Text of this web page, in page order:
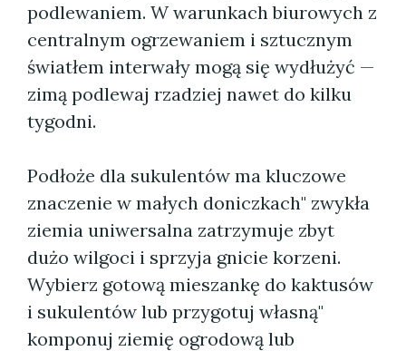
podlewaniem. W warunkach biurowych z
centralnym ogrzewaniem i sztucznym
światłem interwały mogą się wydłużyć —
zimą podlewaj rzadziej nawet do kilku
tygodni.
Podłoże dla sukulentów ma kluczowe
znaczenie w małych doniczkach" zwykła
ziemia uniwersalna zatrzymuje zbyt
dużo wilgoci i sprzyja gnicie korzeni.
Wybierz gotową mieszankę do kaktusów
i sukulentów lub przygotuj własną"
komponuj ziemię ogrodową lub